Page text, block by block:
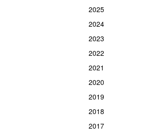
2025
2024
2023
2022
2021
2020
2019
2018
2017